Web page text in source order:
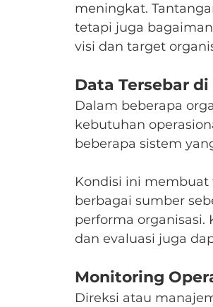
meningkat.
tetapi juga
visi dan target
Data Tersebar
Dalam beberapa
kebutuhan
beberapa sistem
Kondisi ini
berbagai sumber
performa organisasi.
dan evaluasi juga
Monitoring
Direksi atau